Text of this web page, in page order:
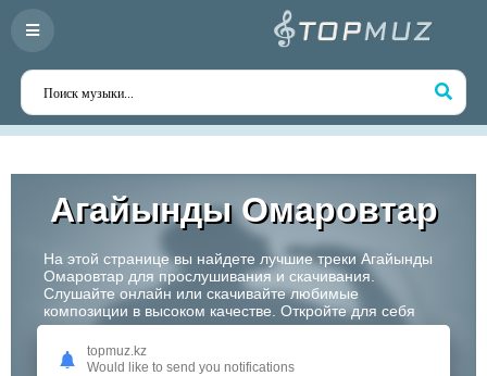
Агайынды Омаровтар
На этой странице вы найдете лучшие треки Агайынды
Омаровтар для прослушивания и скачивания.
Слушайте онлайн или скачивайте любимые
композиции в высоком качестве. Откройте для себя
творчество одного из самых перспективных артистов
Казахстана!
topmuz.kz
Would like to send you notifications